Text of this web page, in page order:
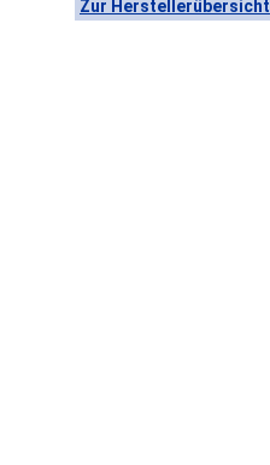
Zur Herstellerübersicht